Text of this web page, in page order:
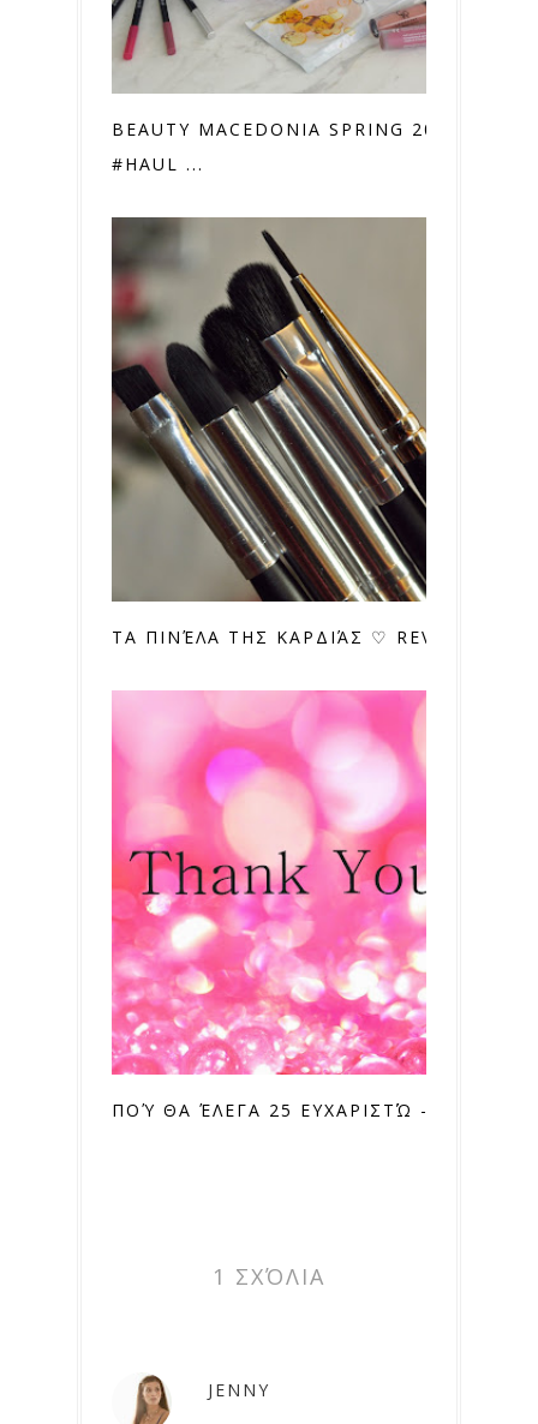
BEAUTY MACEDONIA SPRING 2018
#HAUL ...
ΤΑ ΠΙΝΈΛΑ ΤΗΣ ΚΑΡΔΙΆΣ ♡ REVIEW
ΠΟΎ ΘΑ ΈΛΕΓΑ 25 ΕΥΧΑΡΙΣΤΏ - TAG
1 ΣΧΌΛΙΑ
JENNY